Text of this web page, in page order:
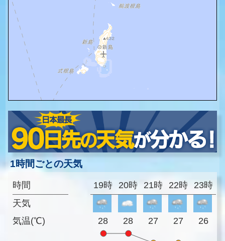
1時間ごとの天気
時間
天気
気温(℃)
19時 20時 21時 22時 23時
28 28 27 27 26